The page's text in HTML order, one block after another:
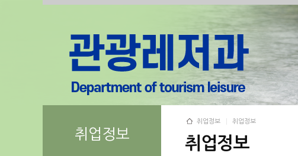
취업정보
취업정보 취업정보
취업정보